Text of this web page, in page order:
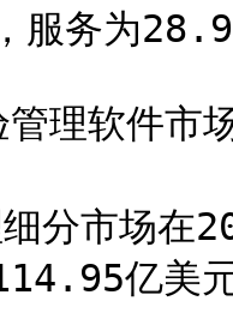
服务为
理软件市
分市场在
亿美